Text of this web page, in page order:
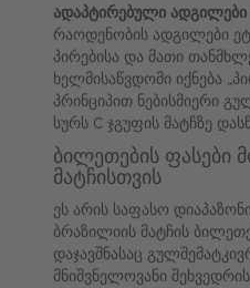
ადაპტირებული ადგილები
რაოდენობის ადგილები
პირებისა და მათი
ხელმისაწვდომი იქნება
პრინციპით ნებისმიერი
სურს C ჯგუფის მატჩზე
ბილეთების ფასები
მატჩისთვის
ეს არის საფასო
ბრაზილიის მატჩის
დაჯავშნასაც
მნიშვნელოვანი